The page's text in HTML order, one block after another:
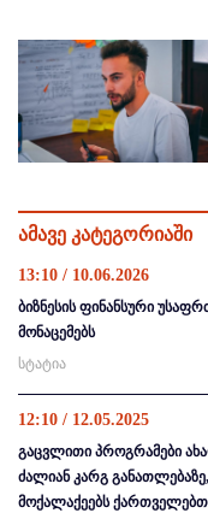
ამავე კატეგორიაში
13:10 / 10.06.2026
ბიზნესის ფინანსური
მონაცემებს
სტატია
12:10 / 12.05.2025
გაცვლითი პროგრამები
ძალიან კარგ
მოქალაქეებს